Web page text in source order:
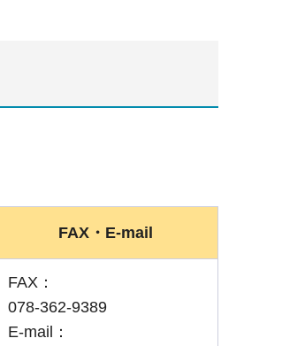
FAX・E-mail
FAX：
078-362-9389
E-mail：